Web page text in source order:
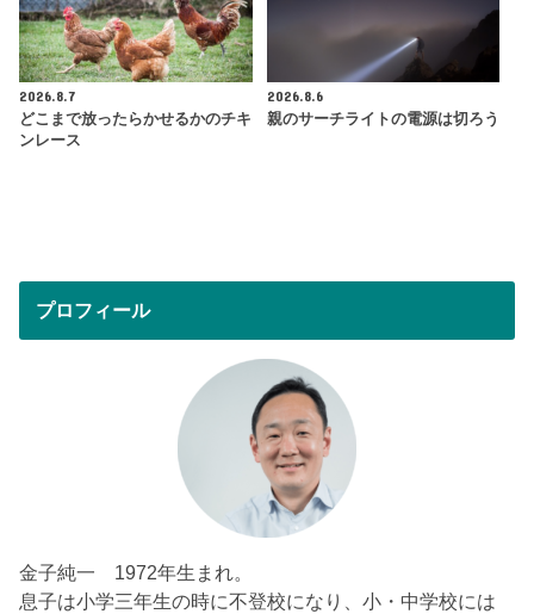
2026.8.7
どこまで放ったらかせるかのチキ
ンレース
2026.8.6
親のサーチライトの電源は切ろう
プロフィール
金子純一 1972年生まれ。
息子は小学三年生の時に不登校になり、小・中学校には